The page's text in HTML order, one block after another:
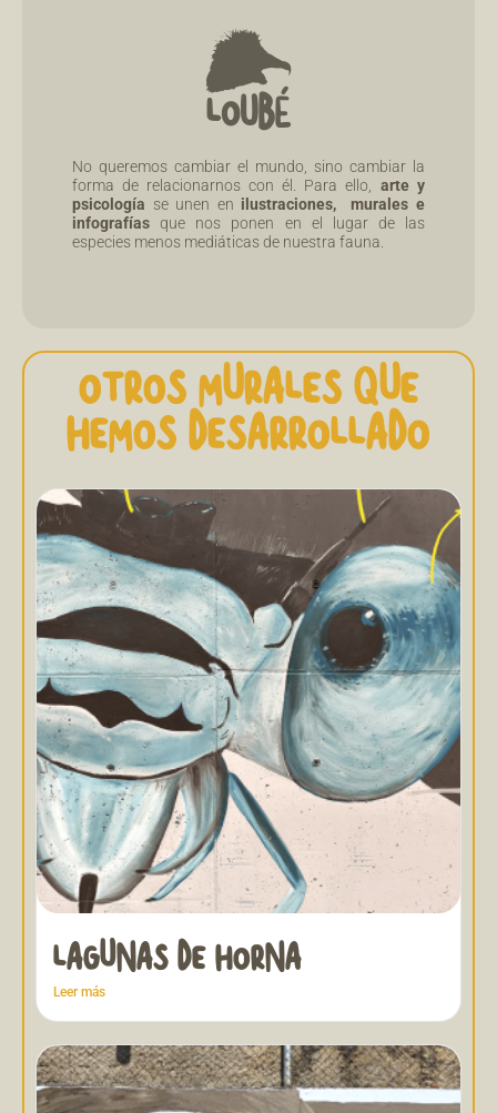
No queremos cambiar el mundo, sino cambiar la
forma de relacionarnos con él. Para ello,
arte y
psicología se unen en ilustraciones, murales e
infografías que nos ponen en el lugar de las
especies menos mediáticas de nuestra fauna.
OTROS MURALES QUE
HEMOS DESARROLLADO
LAGUNAS DE HORNA
Leer más